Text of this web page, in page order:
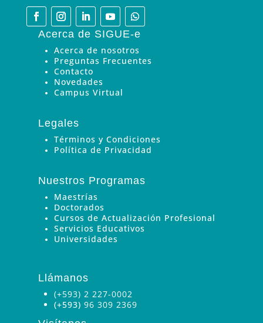
Acerca de SIGUE-e
Acerca de nosotros
Preguntas Frecuentes
Contacto
Novedades
Campus Virtual
Legales
Términos y Condiciones
Política de Privacidad
Nuestros Programas
Maestrías
Doctorados
Cursos de Actualización Profesional
Servicios Educativos
Universidades
Llámanos
(+593) 2 227-0002
(+593) 96 309 2369